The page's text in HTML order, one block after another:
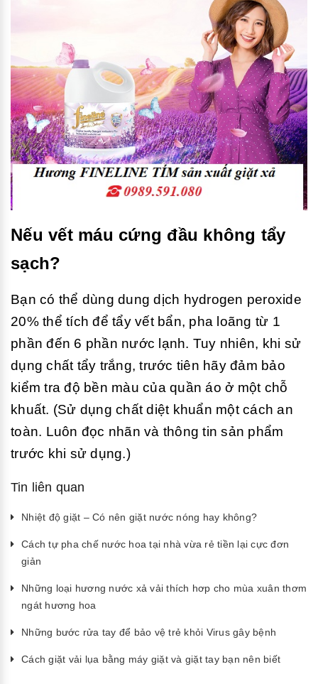
Nếu vết máu cứng đầu không tẩy
sạch?
Bạn có thể dùng dung dịch hydrogen peroxide
20% thể tích để tẩy vết bẩn, pha loãng từ 1
phần đến 6 phần nước lạnh. Tuy nhiên, khi sử
dụng chất tẩy trắng, trước tiên hãy đảm bảo
kiểm tra độ bền màu của quần áo ở một chỗ
khuất. (Sử dụng chất diệt khuẩn một cách an
toàn. Luôn đọc nhãn và thông tin sản phẩm
trước khi sử dụng.)
Tin liên quan
Nhiệt độ giặt – Có nên giặt nước nóng hay không?
Cách tự pha chế nước hoa tại nhà vừa rẻ tiền lại cực đơn
giản
Những loại hương nước xả vải thích hơp cho mùa xuân thơm
ngát hương hoa
Những bước rửa tay để bảo vệ trẻ khỏi Virus gây bệnh
Cách giặt vải lụa bằng máy giặt và giặt tay bạn nên biết